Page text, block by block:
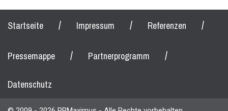
Startseite / Impressum / Referenzen /
Pressemappe / Partnerprogramm /
Datenschutz